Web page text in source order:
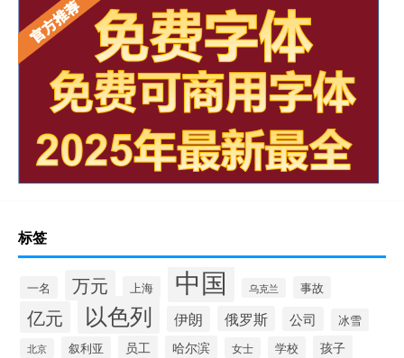
标签
一名 万元 上海 中国 乌克兰 事故
亿元 以色列 伊朗 俄罗斯 公司 冰雪
北京 叙利亚 员工 哈尔滨 女士 学校 孩子